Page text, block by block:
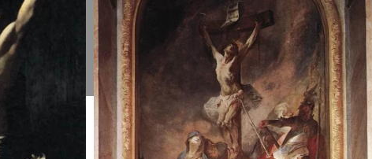
Pierre-Paul
Prud'Hon,
1822.